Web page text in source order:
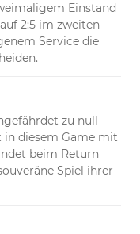
Einstand
2:5 im zweiten
Service die
zu null
diesem Game mit
beim Return
Spiel ihrer